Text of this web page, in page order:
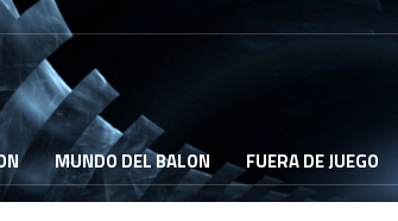
MUNDO DEL BALON FUERA DE JUEGO